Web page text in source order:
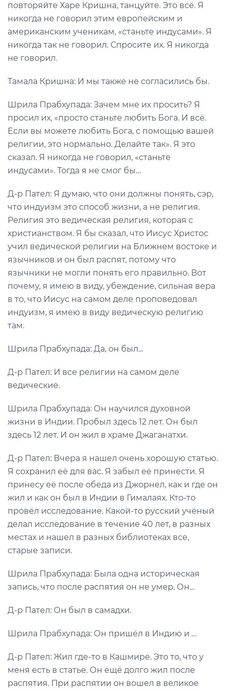
повторяйте Харе Кришна, танцуйте. Это всё. Я
никогда не говорил этим европейским и
американским ученикам, «станьте индусами». Я
никогда так не говорил. Спросите их. Я никогда
не говорил.
Тамала Кришна: И мы также не согласились бы.
Шрила Прабхупада: Зачем мне их просить? Я
просил их, «просто станьте любить Бога. И всё.
Если вы можете любить Бога, с помощью вашей
религии, это нормально. Делайте так». Я это
сказал. Я никогда не говорил, «станьте
индусами». Тогда я не смог бы…
Д-р Пател: Я думаю, что они должны понять, сэр,
что индуизм это способ жизни, а не религия.
Религия это ведическая религия, которая с
христианством. Я бы сказал, что Иисус Христос
учил ведической религии на Ближнем востоке и
язычников и он был распят, потому что
язычники не могли понять его правильно. Вот
почему, я имею в виду, убеждение, сильная вера
в то, что Иисус на самом деле проповедовал
индуизм, я имею в виду ведическую религию
там.
Шрила Прабхупада: Да, он был...
Д-р Пател: И все религии на самом деле
ведические.
Шрила Прабхупада: Он научился духовной
жизни в Индии. Пробыл здесь 12 лет. Он был
здесь 12 лет. И он жил в храме Джаганатхи.
Д-р Пател: Вчера я нашел очень хорошую статью.
Я сохранил её для вас. Я забыл её принести. Я
принесу её после обеда из Джорнел, как и где он
жил и как он был в Индии в Гималаях. Кто-то
провёл исследование. Какой-то русский учёный
делал исследование в течение 40 лет, в разных
местах и нашел в разных библиотеках все,
старые записи.
Шрила Прабхупада: Была одна историческая
запись, что после распятия он не умер. Он…
Д-р Пател: Он был в самадхи.
Шрила Прабхупада: Он пришёл в Индию и …
Д-р Пател: Жил где-то в Кашмире. Это то, что у
меня есть в статье. Он ещё долго жил после
распятия. При распятии он вошел в великое